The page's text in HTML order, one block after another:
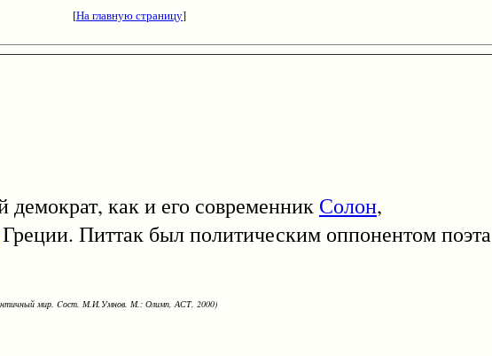
[На главную страницу]
как и его современник Солон,
Греции. Питтак был политическим оппонентом поэта
Античный мир. Cост. М.И.Умнов. М.: Олимп, АСТ, 2000)